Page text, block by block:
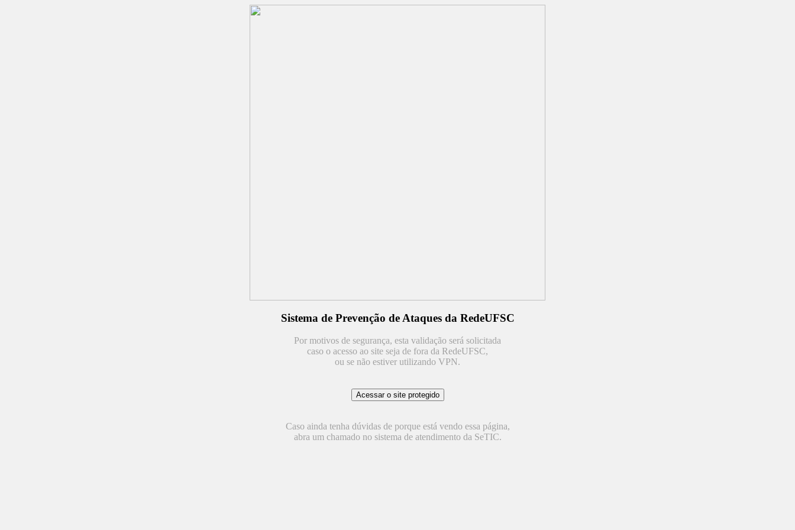
Sistema de Prevenção de Ataques da RedeUFSC
Por motivos de segurança, esta validação será solicitada
caso o acesso ao site seja de fora da RedeUFSC,
ou se não estiver utilizando VPN.
Caso ainda tenha dúvidas de porque está vendo essa página,
abra um chamado no sistema de atendimento da SeTIC.